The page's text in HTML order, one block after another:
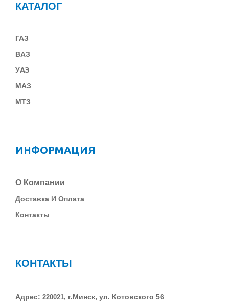
КАТАЛОГ
ГАЗ
ВАЗ
УАЗ
МАЗ
МТЗ
ИНФОРМАЦИЯ
О Компании
ДОставка И Оплата
Контакты
КОНТАКТЫ
Адрес: 220021, г.Минск, ул. Котовского 56